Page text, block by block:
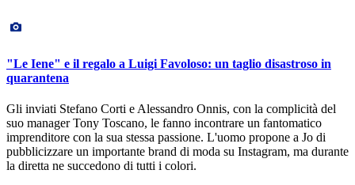
"Le Iene" e il regalo a Luigi Favoloso: un taglio disastroso in
quarantena
Gli inviati Stefano Corti e Alessandro Onnis, con la complicità del
suo manager Tony Toscano, le fanno incontrare un fantomatico
imprenditore con la sua stessa passione. L'uomo propone a Jo di
pubblicizzare un importante brand di moda su Instagram, ma durante
la diretta ne succedono di tutti i colori.